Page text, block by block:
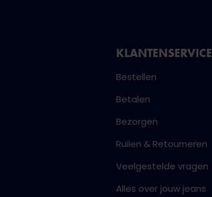
KLANTENSERVICE
Bestellen
Betalen
Bezorgen
Ruilen & Retourneren
Veelgestelde vragen
Alles over jouw jeans